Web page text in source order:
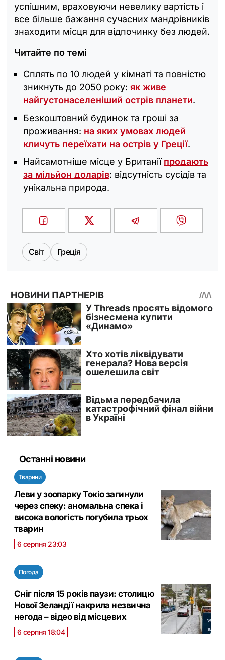
успішним, враховуючи невелику вартість і
все більше бажання сучасних мандрівників
знаходити місця для відпочинку без людей.
Читайте по темі
Сплять по 10 людей у кімнаті та повністю
зникнуть до 2050 року: як живе
найгустонаселеніший острів планети.
Безкоштовний будинок та гроші за
проживання: на яких умовах людей
кличуть переїхати на острів у Греції.
Найсамотніше місце у Британії продають
за мільйон доларів: відсутність сусідів та
унікальна природа.
Світ Греція
Останні новини
Тварини
Леви у зоопарку Токіо загинули
через спеку: аномальна спека і
висока вологість погубила трьох
тварин
6 серпня 23:03
Погода
Сніг після 15 років паузи: столицю
Нової Зеландії накрила незвична
негода – відео від місцевих
6 серпня 18:04